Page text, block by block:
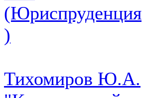
(Юриспруденция
)
Тихомиров Ю.А.